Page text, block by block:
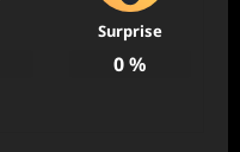
Surprise
0%